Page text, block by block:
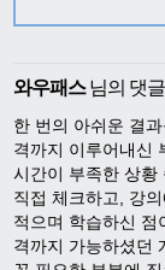
와우패스님의 댓글
한 번의 아쉬운 결
격까지 이루어내신
시간이 부족한 상황
직접 체크하고, 강
적으며 학습하신
격까지 가능하셨던